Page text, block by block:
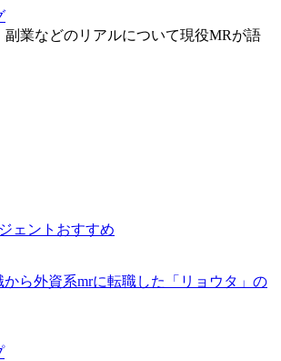
副業などのリアルについて現役MRが語
ェントおすすめ
ら外資系mrに転職した「リョウタ」の